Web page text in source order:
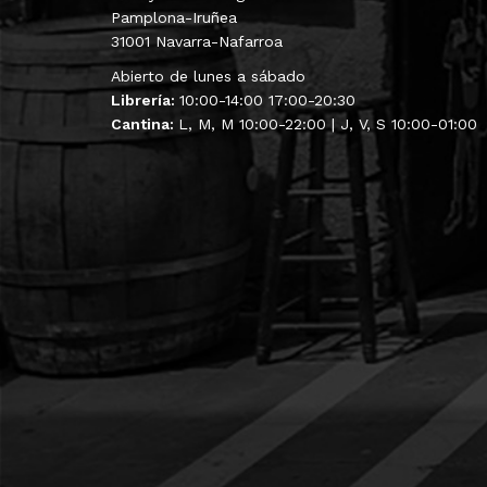
Pamplona-Iruñea
31001 Navarra-Nafarroa
Abierto de lunes a sábado
Librería: 10:00-14:00 17:00-20:30
Cantina: L, M, M 10:00-22:00 | J, V, S 10:00-01:00